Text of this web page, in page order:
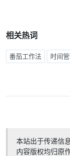
相关热词
番茄工作法 时间
本站出于传递信
内容版权均归原